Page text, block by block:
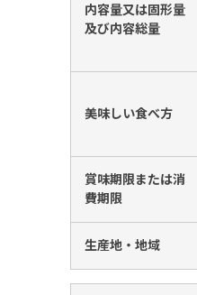
内容量又は固形量
及び内容総量
美味しい食べ方
賞味期限または消
費期限
生産地・地域